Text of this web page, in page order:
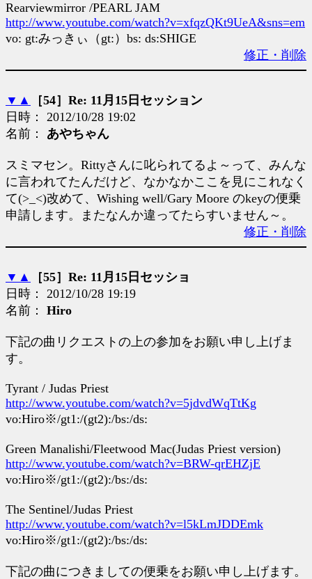
Rearviewmirror /PEARL JAM
http://www.youtube.com/watch?v=xfqzQKt9UeA&sns=em
vo: gt:みっきぃ（gt:）bs: ds:SHIGE
修正・削除
▼ ▲
［54］Re: 11月15日セッション
日時： 2012/10/28 19:02
名前： あやちゃん
スミマセン。Rittyさんに叱られてるよ～って、みんな
に言われてたんだけど、なかなかここを見にこれなく
て(>_<)改めて、Wishing well/Gary Moore のkeyの便乗
申請します。またなんか違ってたらすいません～。
修正・削除
▼ ▲
［55］Re: 11月15日セッショ
日時： 2012/10/28 19:19
名前： Hiro
下記の曲リクエストの上の参加をお願い申し上げま
す。
Tyrant / Judas Priest
http://www.youtube.com/watch?v=5jdvdWqTtKg
vo:Hiro※/gt1:/(gt2):/bs:/ds:
Green Manalishi/Fleetwood Mac(Judas Priest version)
http://www.youtube.com/watch?v=BRW-qrEHZjE
vo:Hiro※/gt1:/(gt2):/bs:/ds:
The Sentinel/Judas Priest
http://www.youtube.com/watch?v=l5kLmJDDEmk
vo:Hiro※/gt1:/(gt2):/bs:/ds:
下記の曲につきましての便乗をお願い申し上げます。